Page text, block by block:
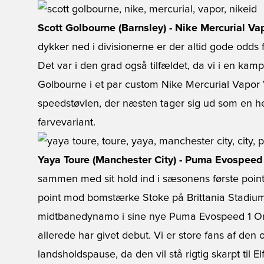
Scott Golbourne (Barnsley) - Nike Mercurial
dykker ned i divisionerne er der altid gode
Det var i den grad også tilfældet, da vi i en
Golbourne i et par custom Nike Mercurial
speedstøvlen, der næsten tager sig ud som en
farvevariant.
Yaya Toure (Manchester City) - Puma
sammen med sit hold ind i sæsonens første
point mod bomstærke Stoke på Brittania
midtbanedynamo i sine nye Puma Evospeed 1
allerede har givet debut. Vi er store fans af
landsholdspause, da den vil stå rigtig skarpt til